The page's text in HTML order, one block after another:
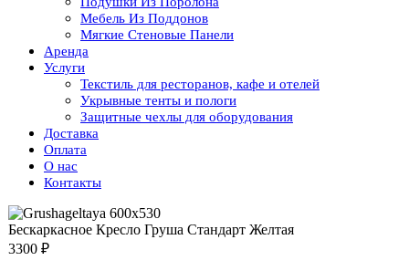
Мебель Из Поддонов
Мягкие Стеновые Панели
Аренда
Услуги
Текстиль для ресторанов, кафе и отелей
Укрывные тенты и пологи
Защитные чехлы для оборудования
Доставка
Оплата
О нас
Контакты
Бескаркасное Кресло Груша Стандарт Желтая
3300 ₽